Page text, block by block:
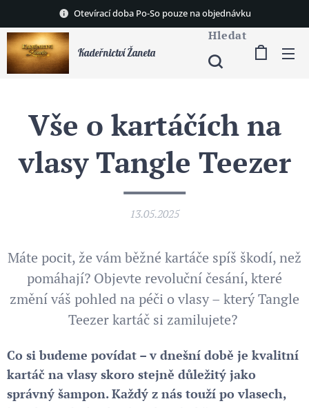
Otevírací doba Po-So pouze na objednávku
Kadeřnictví Žaneta
Hledat
Vše o kartáčích na
vlasy Tangle Teezer
13.05.2025
Máte pocit, že vám běžné kartáče spíš škodí, než
pomáhají? Objevte revoluční česání, které
změní váš pohled na péči o vlasy – který Tangle
Teezer kartáč si zamilujete?
Co si budeme povídat – v dnešní době je kvalitní
kartáč na vlasy skoro stejně důležitý jako
správný šampon. Každý z nás touží po vlasech,